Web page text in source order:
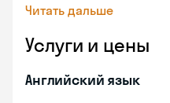
Читать дальше
Услуги и цены
Английский язык